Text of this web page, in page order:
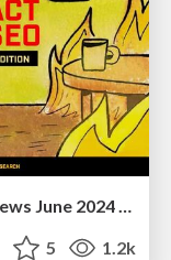
The Impact of AI in SEO - AI Overviews June 2024 Edition
5 1.2k